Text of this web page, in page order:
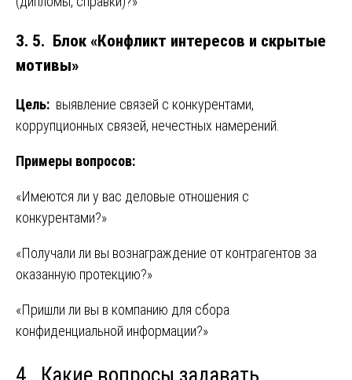
3. 5. Блок «Конфликт интересов и скрытые
мотивы»
Цель: выявление связей с конкурентами,
коррупционных связей, нечестных намерений.
Примеры вопросов:
«Имеются ли у вас деловые отношения с
конкурентами?»
«Получали ли вы вознаграждение от контрагентов за
оказанную протекцию?»
«Пришли ли вы в компанию для сбора
конфиденциальной информации?»